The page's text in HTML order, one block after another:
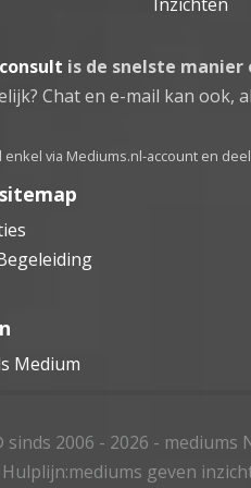
is de snelste
Chat en e-mail kan ook,
enkel via Mediums.nl-account en
Medium
sinds 2006 - 2026 - mediums
geven